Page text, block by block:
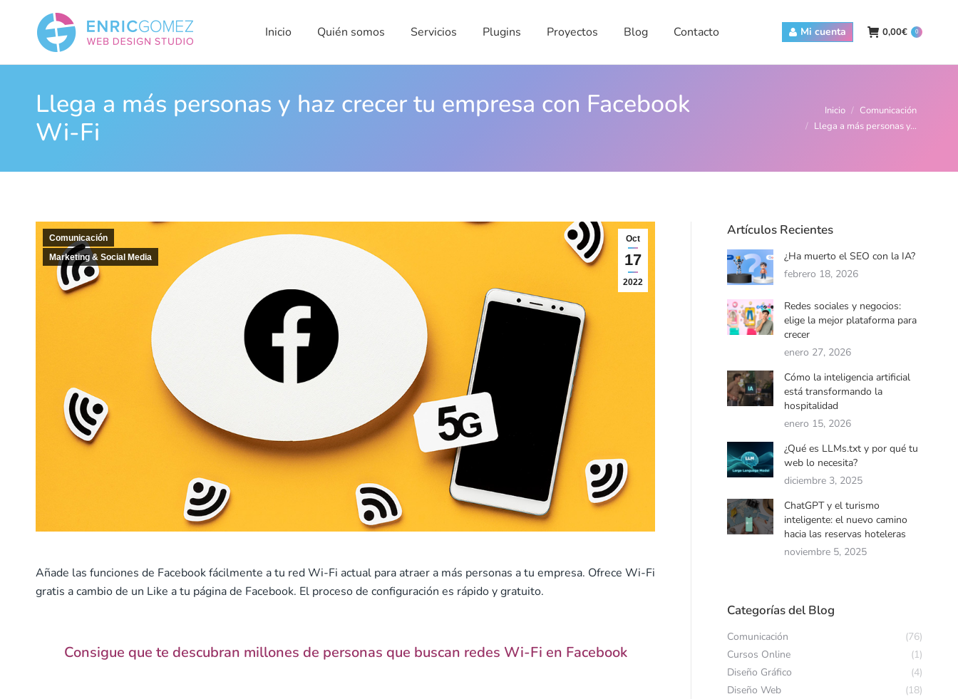
Inicio Quién somos Servicios Plugins Proyectos Blog Contacto Mi cuenta 0,00€ 0
Llega a más personas y haz crecer tu empresa con Facebook
Wi-Fi
Inicio
Comunicación
Llega a más personas y…
Oct
17
2022
Comunicación
Marketing & Social Media
Añade las funciones de Facebook fácilmente a tu red Wi-Fi actual para atraer a más personas a tu empresa. Ofrece Wi-Fi
gratis a cambio de un Like a tu página de Facebook. El proceso de configuración es rápido y gratuito.
Consigue que te descubran millones de personas que buscan redes Wi-Fi en Facebook
Artículos Recientes
¿Ha muerto el SEO con la IA?
febrero 18, 2026
Redes sociales y negocios:
elige la mejor plataforma para
crecer
enero 27, 2026
Cómo la inteligencia artificial
está transformando la
hospitalidad
enero 15, 2026
¿Qué es LLMs.txt y por qué tu
web lo necesita?
diciembre 3, 2025
ChatGPT y el turismo
inteligente: el nuevo camino
hacia las reservas hoteleras
noviembre 5, 2025
Categorías del Blog
Comunicación
(76)
Cursos Online
(1)
Diseño Gráfico
(4)
Diseño Web
(18)
Mi cuenta